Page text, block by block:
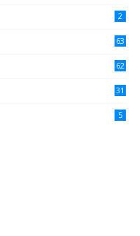
2
63
62
31
5